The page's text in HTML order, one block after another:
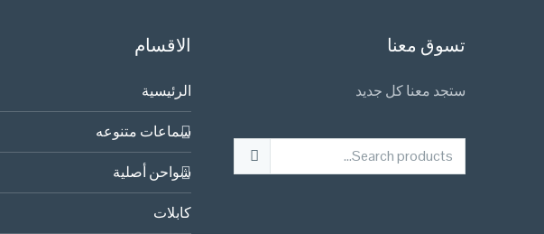
تسوق معنا
ستجد معنا كل جديد
الاقسام
الرئيسية
سماعات متنوعه
شواحن أصلية
كابلات